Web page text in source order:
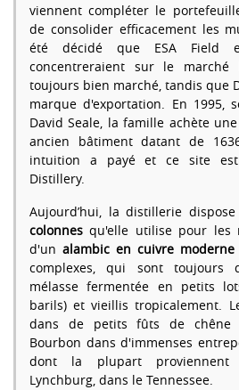
viennent compléter le
de consolider efficacement les
été décidé que ESA Field
concentreraient sur le
toujours bien marché, tandis que
marque d'exportation. En 1995,
David Seale, la famille achète
ancien bâtiment datant de
intuition a payé et ce site est
Distillery.
Aujourd’hui, la distillerie dispose
colonnes qu'elle utilise pour les
d'un alambic en cuivre moderne
complexes, qui sont
mélasse fermentée en petits
barils) et vieillis tropicalement.
dans de petits fûts de chêne
Bourbon dans d'immenses
dont la plupart
Lynchburg, dans le Tennessee.